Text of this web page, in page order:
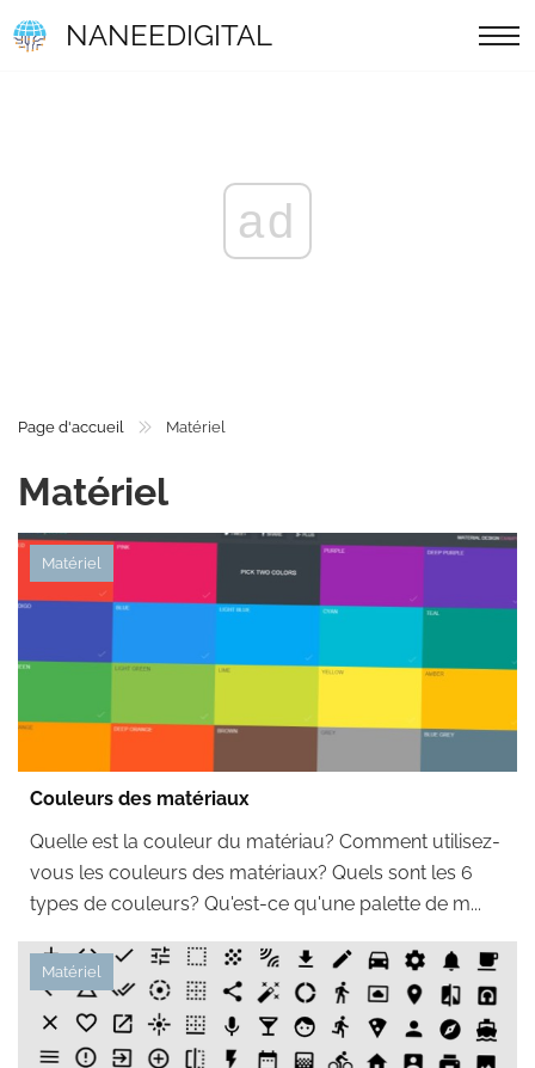
NANEEDIGITAL
ad
Page d'accueil Matériel
Matériel
Matériel
Couleurs des matériaux
Quelle est la couleur du matériau? Comment utilisez-
vous les couleurs des matériaux? Quels sont les 6
types de couleurs? Qu'est-ce qu'une palette de m...
Matériel